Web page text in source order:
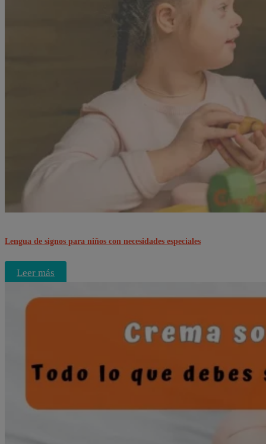
Lengua de signos para niños con necesidades especiales
Leer más